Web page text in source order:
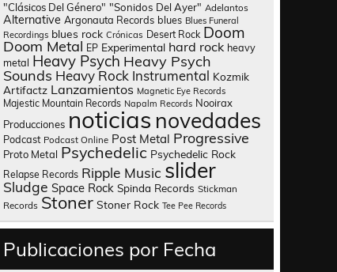
"Clásicos Del Género" "Sonidos Del Ayer" Adelantos
Alternative Argonauta Records blues Blues Funeral
Recordings blues rock Crónicas Desert Rock Doom
Doom Metal EP Experimental hard rock heavy
metal Heavy Psych Heavy Psych
Sounds Heavy Rock Instrumental Kozmik
Artifactz Lanzamientos Magnetic Eye Records
Majestic Mountain Records Napalm Records Nooirax
Producciones noticias novedades
Podcast Podcast Online Post Metal Progressive
Proto Metal Psychedelic Psychedelic Rock
Relapse Records Ripple Music slider
Sludge Space Rock Spinda Records Stickman
Records Stoner Stoner Rock Tee Pee Records
Publicaciones por Fecha